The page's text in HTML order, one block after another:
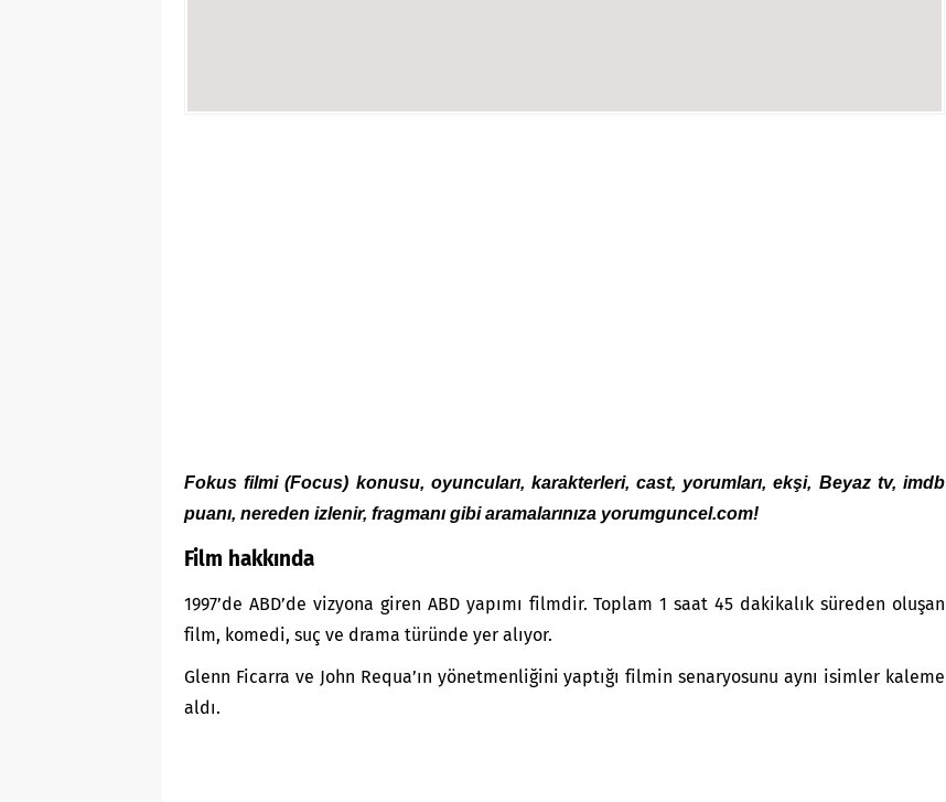
Fokus filmi (Focus) konusu, oyuncuları, karakterleri, cast, yorumları, ekşi, Beyaz tv, imdb
puanı, nereden izlenir, fragmanı gibi aramalarınıza yorumguncel.com!
Film hakkında
1997’de ABD’de vizyona giren ABD yapımı filmdir. Toplam 1 saat 45 dakikalık süreden oluşan
film, komedi, suç ve drama türünde yer alıyor.
Glenn Ficarra ve John Requa’ın yönetmenliğini yaptığı filmin senaryosunu aynı isimler kaleme
aldı.